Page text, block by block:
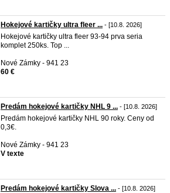
Hokejové kartičky ultra fleer ... - [10.8. 2026]
Hokejové kartičky ultra fleer 93-94 prva seria
komplet 250ks. Top ...
Nové Zámky - 941 23
60 €
Predám hokejové kartičky NHL 9 ... - [10.8. 2026]
Predám hokejové kartičky NHL 90 roky. Ceny od
0,3€.
Nové Zámky - 941 23
V texte
Predám hokejové kartičky Slova ... - [10.8. 2026]